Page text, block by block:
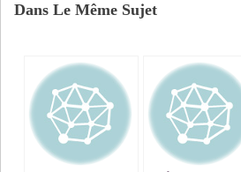
Dans Le Même Sujet